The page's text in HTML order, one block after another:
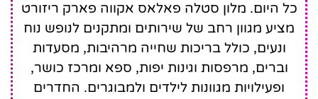
כל היום. מלון סטלה פאלאס אקווה פארק ריזורט
מציע מגוון רחב של שירותים ומתקנים לנופש נוח
ונעים, כולל בריכות שחייה מרהיבות, מסעדות
וברים, מרפסות וגינות יפות, ספא ומרכז כושר,
ופעילויות מגוונות לילדים ולמבוגרים. החדרים